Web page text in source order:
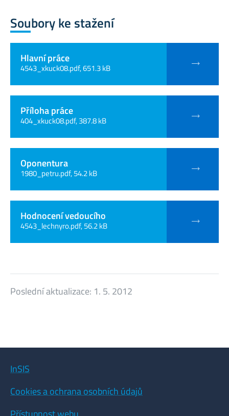
Soubory ke stažení
Hlavní práce
4543_xkuck08.pdf, 651.3 kB
Příloha práce
404_xkuck08.pdf, 387.8 kB
Oponentura
1980_petru.pdf, 54.2 kB
Hodnocení vedoucího
4543_lechnyro.pdf, 56.2 kB
Poslední aktualizace: 1. 5. 2012
InSIS
Cookies a ochrana osobních údajů